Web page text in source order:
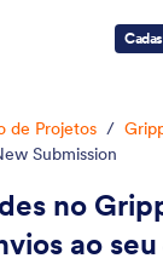
de Projetos /
Submission
no
ao